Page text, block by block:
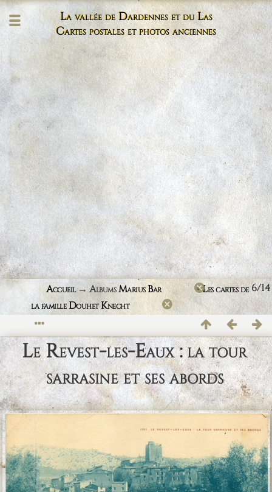
La vallée de Dardennes et du Las
Cartes postales et photos anciennes
6/14
Accueil→ AlbumsMarius Bar +Les cartes de
la famille Douhet Knecht
Le Revest-les-Eaux : la tour
sarrasine et ses abords